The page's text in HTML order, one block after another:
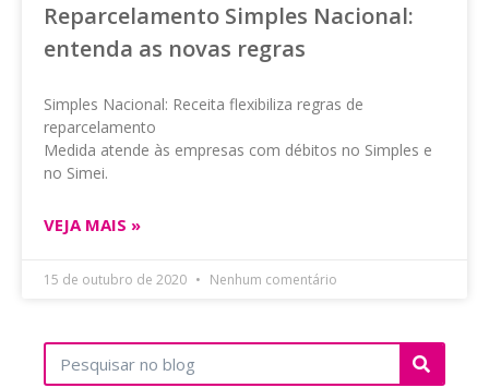
Reparcelamento Simples Nacional:
entenda as novas regras
Simples Nacional: Receita flexibiliza regras de
reparcelamento
Medida atende às empresas com débitos no Simples e
no Simei.
VEJA MAIS »
15 de outubro de 2020 Nenhum comentário